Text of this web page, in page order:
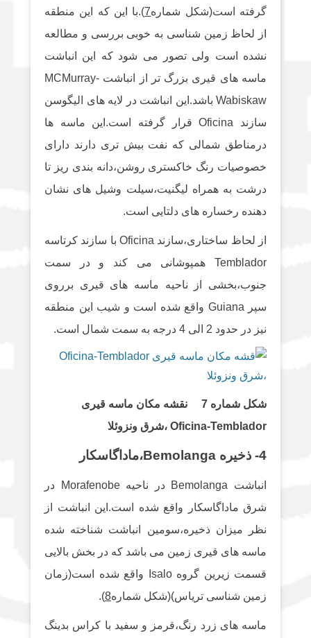
گرفته است(شکل شماره7 ).با این که این منطقه
از لحاظ زمین شناسی به خوبی بررسی و مطالعه
نشده است ولی تصور می شود که این انباشت
ماسه های قیری بزرگ تر از انباشت MCMurray-
Wabiskaw باشد.این انباشت در لایه های الیگوسن
سازند Oficina قرار گرفته است.این ماسه ها
درمناطق شمالی که نفت بیش تری دارند دارای
خصوصیات رنگ خاکستری روشن،دانه بندی ریز تا
درشت به همراه لیگنیت،سیلت وشیل های نشان
دهنده رخساره های دلتایی است.
از لحاظ ساختاری،سازند Oficina با سازند کرتاسه
Temblador همپوشانی می کند و در سمت
جنوب،بخشی از ناحیه ماسه های قیری برروی
سپر Guiana واقع شده است و شیب این منطقه
نیز در حدود 2 الی 4 درجه به سمت شمال است.
شکل شماره 7 نقشه مکان ماسه قیری
Oficina-Temblador ،شرق ونزوئلا
انباشت Bemolanga در ناحیه Morafenobe در
شرق ماداگاسکار واقع شده است.این انباشت از
نظر میزان ذخیره،سومین انباشت شناخته شده
ماسه های قیری زمین می باشد که در بخش بالایی
قسمت زیرین گروه Isalo واقع شده است(زمان
زمین شناسی تریاس)(شکل شماره8
).
ماسه های زرد رنگ،قرمز و سفید با کراس بدینگ